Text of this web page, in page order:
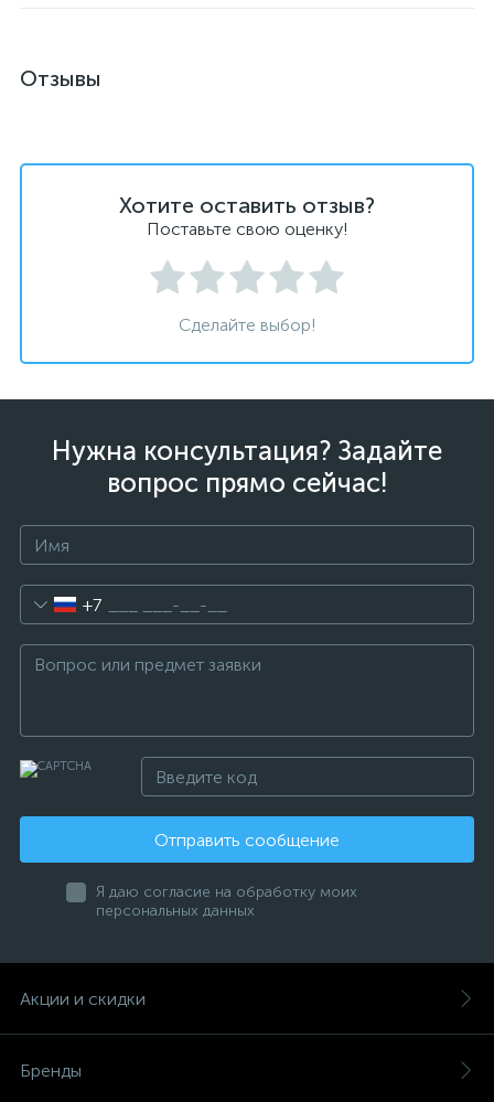
Отзывы
Хотите оставить отзыв?
Поставьте свою оценку!
Сделайте выбор!
Нужна консультация? Задайте
вопрос прямо сейчас!
+7
Отправить сообщение
Я даю согласие на обработку моих
персональных данных
Акции и скидки
Бренды